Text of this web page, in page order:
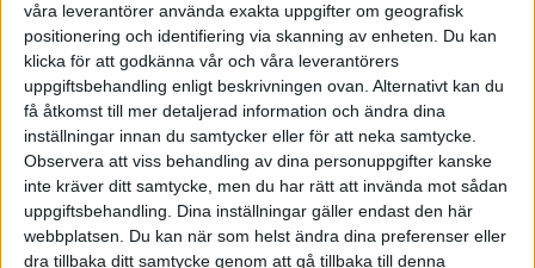
våra leverantörer använda exakta uppgifter om geografisk
positionering och identifiering via skanning av enheten. Du kan
klicka för att godkänna vår och våra leverantörers
uppgiftsbehandling enligt beskrivningen ovan. Alternativt kan du
få åtkomst till mer detaljerad information och ändra dina
inställningar innan du samtycker eller för att neka samtycke.
Observera att viss behandling av dina personuppgifter kanske
inte kräver ditt samtycke, men du har rätt att invända mot sådan
uppgiftsbehandling. Dina inställningar gäller endast den här
webbplatsen. Du kan när som helst ändra dina preferenser eller
dra tillbaka ditt samtycke genom att gå tillbaka till denna
2010-04-14 06:12
Tack för svaret,
Om man starter ett förtag som exmpel heter då
nisses ved och taxi.
Kan nisses ved och taxi helt plötsligt börja
importera smink och sälja?